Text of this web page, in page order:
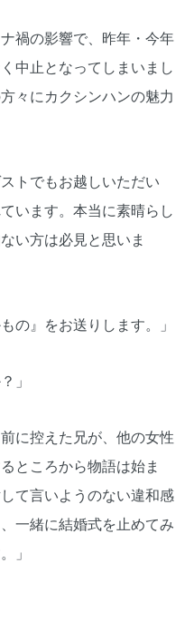
禍の影響で、昨年・今年
中止となってしまいまし
々にカクシンハンの魅力
トでもお越しいただい
います。本当に素晴らし
い方は必見と思いま
の』をお送りします。」
」
に控えた兄が、他の女性
ところから物語は始ま
て言いようのない違和感
一緒に結婚式を止めてみ
」